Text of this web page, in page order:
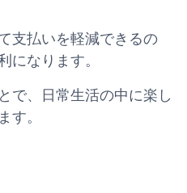
支払いを軽減できるの
になります。
で、日常生活の中に楽し
す。